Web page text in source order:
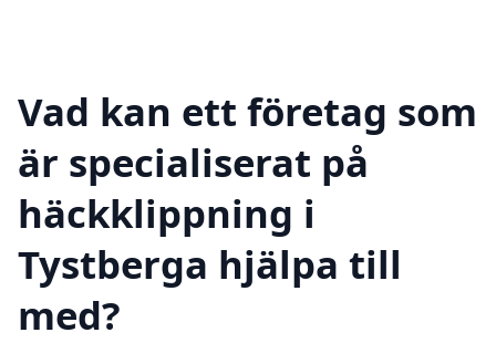
Vad kan ett företag som
är specialiserat på
häckklippning i
Tystberga hjälpa till
med?